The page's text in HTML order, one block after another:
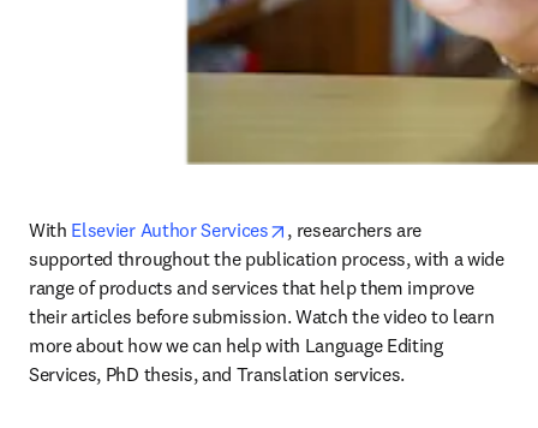
With Elsevier Author Services opens in new tab/window
, researchers are
supported throughout the publication process, with a wide
range of products and services that help them improve
their articles before submission. Watch the video to learn
more about how we can help with Language Editing
Services, PhD thesis, and Translation services.